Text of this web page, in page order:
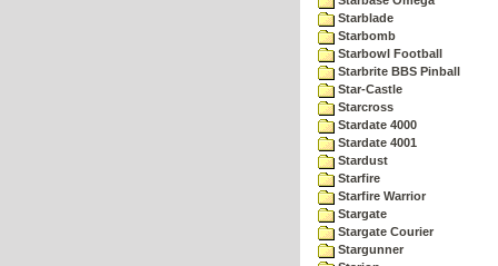
Starblade
Starbomb
Starbowl Football
Starbrite BBS Pinball
Star-Castle
Starcross
Stardate 4000
Stardate 4001
Stardust
Starfire
Starfire Warrior
Stargate
Stargate Courier
Stargunner